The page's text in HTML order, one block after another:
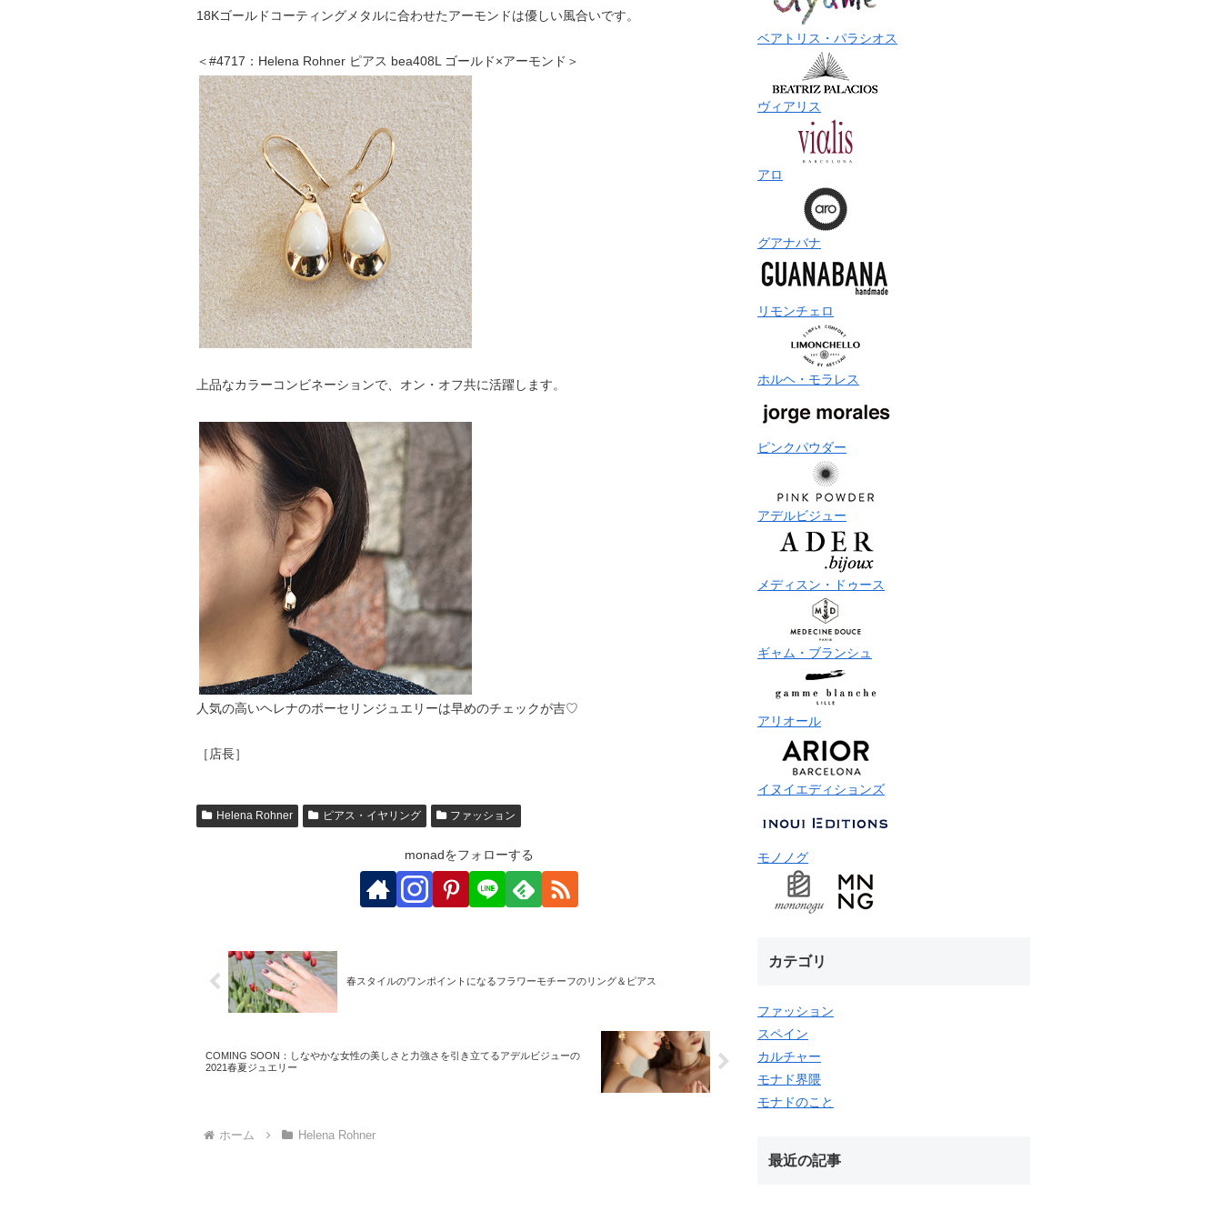
18Kゴールドコーティングメタルに合わせたアーモンドは優しい風合いです。
＜#4717：Helena Rohner ピアス bea408L ゴールド×アーモンド＞
上品なカラーコンビネーションで、オン・オフ共に活躍します。
人気の高いヘレナのポーセリンジュエリーは早めのチェックが吉♡
［店長］
Helena Rohner ピアス・イヤリング ファッション
monadをフォローする
春スタイルのワンポイントになるフラワーモチーフのリング＆ピアス
COMING SOON：しなやかな女性の美しさと力強さを引き立てるアデルビジューの
2021春夏ジュエリー
ホーム Helena Rohner
ベアトリス・パラシオス
ヴィアリス
アロ
グアナバナ
リモンチェロ
ホルヘ・モラレス
ピンクパウダー
アデルビジュー
メディスン・ドゥース
ギャム・ブランシュ
アリオール
イヌイエディションズ
モノノグ
カテゴリ
ファッション
スペイン
カルチャー
モナド界隈
モナドのこと
最近の記事